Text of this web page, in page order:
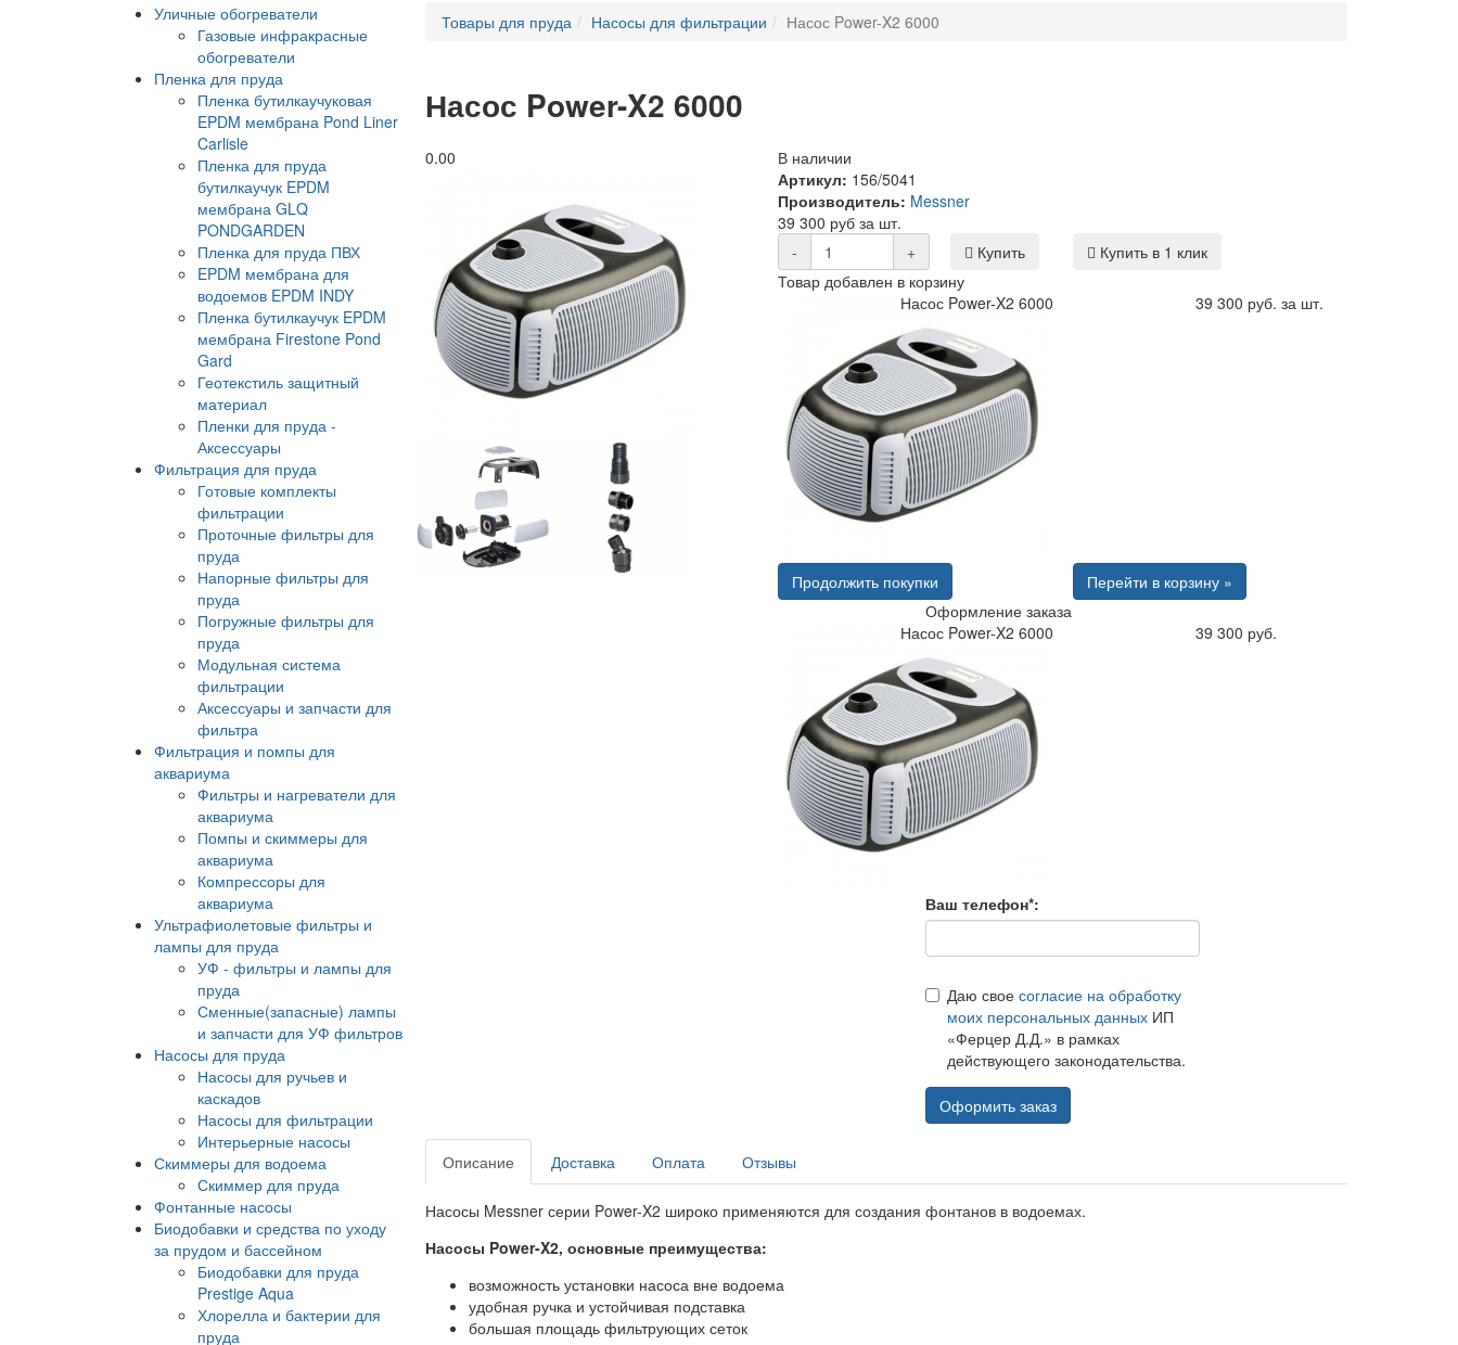
Уличные обогреватели
Газовые инфракрасные
обогреватели
Пленка для пруда
Пленка бутилкаучуковая
EPDM мембрана Pond Liner
Carlisle
Пленка для пруда
бутилкаучук EPDM
мембрана GLQ
PONDGARDEN
Пленка для пруда ПВХ
EPDM мембрана для
водоемов EPDM INDY
Пленка бутилкаучук EPDM
мембрана Firestone Pond
Gard
Геотекстиль защитный
материал
Пленки для пруда -
Аксессуары
Фильтрация для пруда
Готовые комплекты
фильтрации
Проточные фильтры для
пруда
Напорные фильтры для
пруда
Погружные фильтры для
пруда
Модульная система
фильтрации
Аксессуары и запчасти для
фильтра
Фильтрация и помпы для
аквариума
Фильтры и нагреватели для
аквариума
Помпы и скиммеры для
аквариума
Компрессоры для
аквариума
Ультрафиолетовые фильтры и
лампы для пруда
УФ - фильтры и лампы для
пруда
Сменные(запасные) лампы
и запчасти для УФ фильтров
Насосы для пруда
Насосы для ручьев и
каскадов
Насосы для фильтрации
Интерьерные насосы
Скиммеры для водоема
Скиммер для пруда
Фонтанные насосы
Биодобавки и средства по уходу
за прудом и бассейном
Биодобавки для пруда
Prestige Aqua
Хлорелла и бактерии для
пруда
Товары для пруда Насосы для фильтрации Насос Power-X2 6000
Насос Power-X2 6000
0.00
В наличии
Артикул: 156/5041
Производитель: Messner
39 300 руб за шт.
-
+ Купить
Купить в 1 клик
Товар добавлен в корзину
Насос Power-X2 6000
39 300 руб. за шт.
Продолжить покупки
Перейти в корзину »
Оформление заказа
Насос Power-X2 6000
39 300 руб.
Ваш телефон*:
Даю свое согласие на обработку
моих персональных данныхИП
«Ферцер Д.Д.» в рамках
действующего законодательства.
Оформить заказ
Описание Доставка Оплата Отзывы
Насосы Messner серии Power-X2 широко применяются для создания фонтанов в водоемах.
Насосы Power-X2, основные преимущества:
возможность установки насоса вне водоема
удобная ручка и устойчивая подставка
большая площадь фильтрующих сеток